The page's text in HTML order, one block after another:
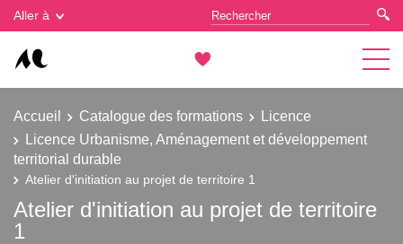
Aller à
Accueil Catalogue des formations
Licence
Licence Urbanisme, Aménagement et développement
territorial durable
Atelier d'initiation au projet de territoire 1
Atelier d'initiation au projet de territoire
1
Gestion des cookies